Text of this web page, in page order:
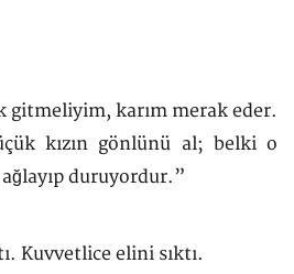
gitmeliyim, karım merak eder.
kızın gönlünü al; belki o
duruyordur.”
Kuvvetlice elini sıktı.